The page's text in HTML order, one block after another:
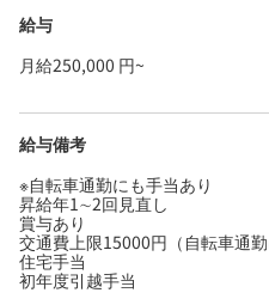
給与
月給250,000 円~
給与備考
※自転車通勤にも手当あり
昇給年1∼2回見直し
賞与あり
交通費上限15000円（自転車通勤
住宅手当
初年度引越手当